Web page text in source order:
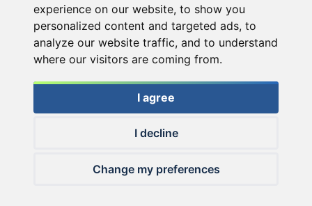
experience on our website, to show you
personalized content and targeted ads, to
analyze our website traffic, and to understand
where our visitors are coming from.
I agree
I decline
Change my preferences